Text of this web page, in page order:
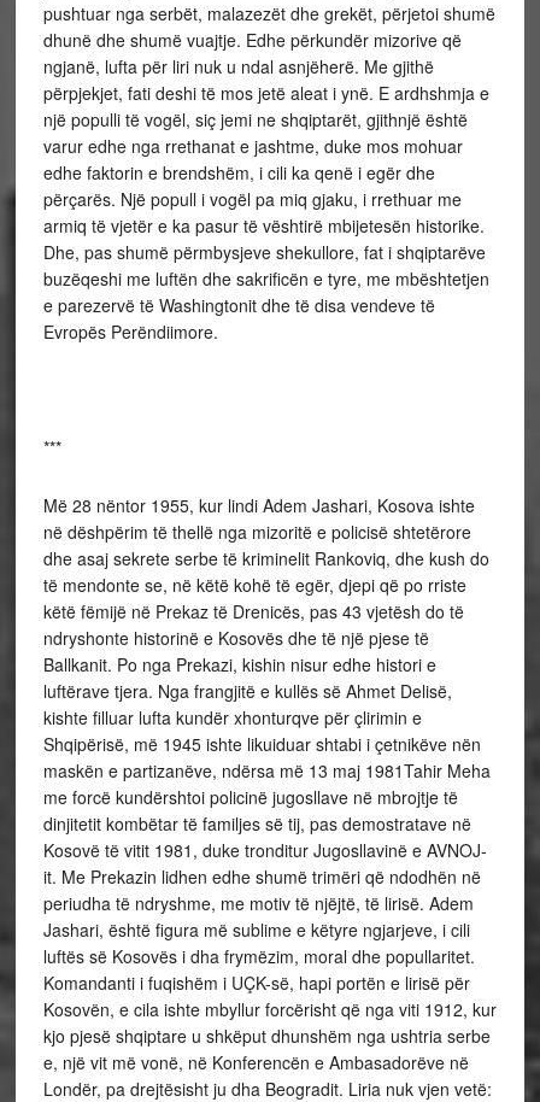
pushtuar nga serbët, malazezët dhe grekët, përjetoi shumë
dhunë dhe shumë vuajtje. Edhe përkundër mizorive që
ngjanë, lufta për liri nuk u ndal asnjëherë. Me gjithë
përpjekjet, fati deshi të mos jetë aleat i ynë. E ardhshmja e
një populli të vogël, siç jemi ne shqiptarët, gjithnjë është
varur edhe nga rrethanat e jashtme, duke mos mohuar
edhe faktorin e brendshëm, i cili ka qenë i egër dhe
përçarës. Një popull i vogël pa miq gjaku, i rrethuar me
armiq të vjetër e ka pasur të vështirë mbijetesën historike.
Dhe, pas shumë përmbysjeve shekullore, fat i shqiptarëve
buzëqeshi me luftën dhe sakrificën e tyre, me mbështetjen
e parezervë të Washingtonit dhe të disa vendeve të
Evropës Perëndiimore.
***
Më 28 nëntor 1955, kur lindi Adem Jashari, Kosova ishte
në dëshpërim të thellë nga mizoritë e policisë shtetërore
dhe asaj sekrete serbe të kriminelit Rankoviq, dhe kush do
të mendonte se, në këtë kohë të egër, djepi që po rriste
këtë fëmijë në Prekaz të Drenicës, pas 43 vjetësh do të
ndryshonte historinë e Kosovës dhe të një pjese të
Ballkanit. Po nga Prekazi, kishin nisur edhe histori e
luftërave tjera. Nga frangjitë e kullës së Ahmet Delisë,
kishte filluar lufta kundër xhonturqve për çlirimin e
Shqipërisë, më 1945 ishte likuiduar shtabi i çetnikëve nën
maskën e partizanëve, ndërsa më 13 maj 1981Tahir Meha
me forcë kundërshtoi policinë jugosllave në mbrojtje të
dinjitetit kombëtar të familjes së tij, pas demostratave në
Kosovë të vitit 1981, duke tronditur Jugosllavinë e AVNOJ-
it. Me Prekazin lidhen edhe shumë trimëri që ndodhën në
periudha të ndryshme, me motiv të njëjtë, të lirisë. Adem
Jashari, është figura më sublime e këtyre ngjarjeve, i cili
luftës së Kosovës i dha frymëzim, moral dhe popullaritet.
Komandanti i fuqishëm i UÇK-së, hapi portën e lirisë për
Kosovën, e cila ishte mbyllur forcërisht që nga viti 1912, kur
kjo pjesë shqiptare u shkëput dhunshëm nga ushtria serbe
e, një vit më vonë, në Konferencën e Ambasadorëve në
Londër, pa drejtësisht ju dha Beogradit. Liria nuk vjen vetë: